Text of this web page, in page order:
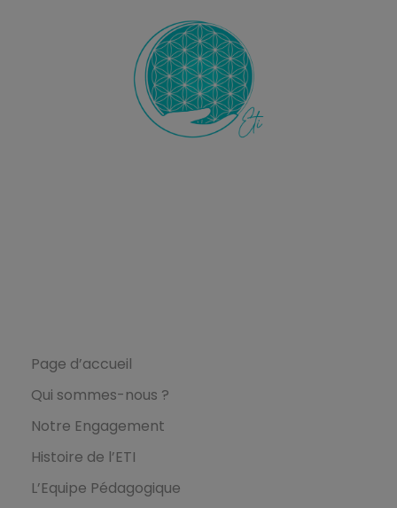
Page d’accueil
Qui sommes-nous ?
Notre Engagement
Histoire de l’ETI
L’Equipe Pédagogique